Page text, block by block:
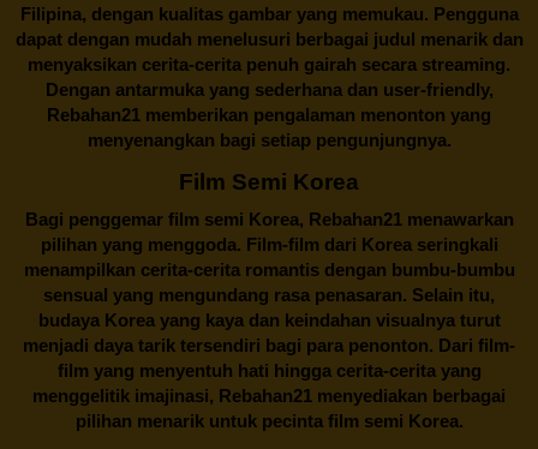
Filipina, dengan kualitas gambar yang memukau. Pengguna
dapat dengan mudah menelusuri berbagai judul menarik dan
menyaksikan cerita-cerita penuh gairah secara streaming.
Dengan antarmuka yang sederhana dan user-friendly,
Rebahan21 memberikan pengalaman menonton yang
menyenangkan bagi setiap pengunjungnya.
Film Semi Korea
Bagi penggemar film semi Korea, Rebahan21menawarkan
pilihan yang menggoda. Film-film dari Korea seringkali
menampilkan cerita-cerita romantis dengan bumbu-bumbu
sensual yang mengundang rasa penasaran. Selain itu,
budaya Korea yang kaya dan keindahan visualnya turut
menjadi daya tarik tersendiri bagi para penonton. Dari film-
film yang menyentuh hati hingga cerita-cerita yang
menggelitik imajinasi, Rebahan21 menyediakan berbagai
pilihan menarik untuk pecinta film semi Korea.